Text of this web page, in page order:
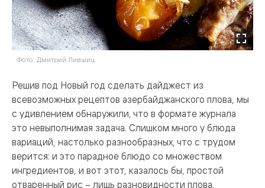
Фото: Дмитрий Лившиц
Решив под Новый год сделать дайджест из
всевозможных рецептов азербайджанского плова, мы
с удивлением обнаружили, что в формате журнала
это невыполнимая задача. Слишком много у блюда
вариаций, настолько разнообразных, что с трудом
верится: и это парадное блюдо со множеством
ингредиентов, и вот этот, казалось бы, простой
отваренный рис – лишь разновидности плова.